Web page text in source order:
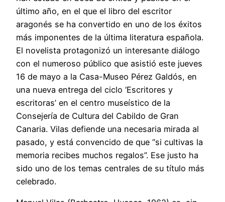
último año, en el que el libro del escritor
aragonés se ha convertido en uno de los éxitos
más imponentes de la última literatura española.
El novelista protagonizó un interesante diálogo
con el numeroso público que asistió este jueves
16 de mayo a la Casa-Museo Pérez Galdós, en
una nueva entrega del ciclo ‘Escritores y
escritoras’ en el centro museístico de la
Consejería de Cultura del Cabildo de Gran
Canaria. Vilas defiende una necesaria mirada al
pasado, y está convencido de que “si cultivas la
memoria recibes muchos regalos”. Ese justo ha
sido uno de los temas centrales de su título más
celebrado.